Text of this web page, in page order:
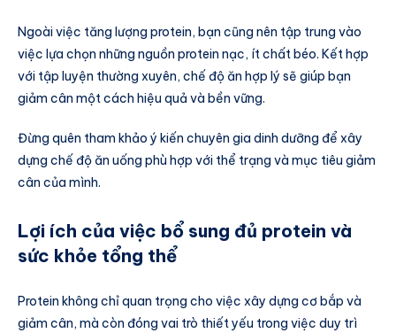
Ngoài việc tăng lượng protein, bạn cũng nên tập trung vào
việc lựa chọn những nguồn protein nạc, ít chất béo. Kết hợp
với tập luyện thường xuyên, chế độ ăn hợp lý sẽ giúp bạn
giảm cân một cách hiệu quả và bền vững.
Đừng quên tham khảo ý kiến chuyên gia dinh dưỡng để xây
dựng chế độ ăn uống phù hợp với thể trạng và mục tiêu giảm
cân của mình.
Lợi ích của việc bổ sung đủ protein và
sức khỏe tổng thể
Protein không chỉ quan trọng cho việc xây dựng cơ bắp và
giảm cân, mà còn đóng vai trò thiết yếu trong việc duy trì